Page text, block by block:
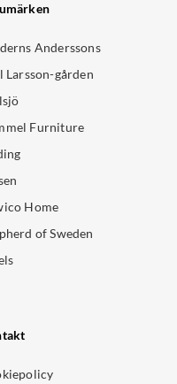
Anderssons
Larsson-gården
Furniture
Home
of Sweden